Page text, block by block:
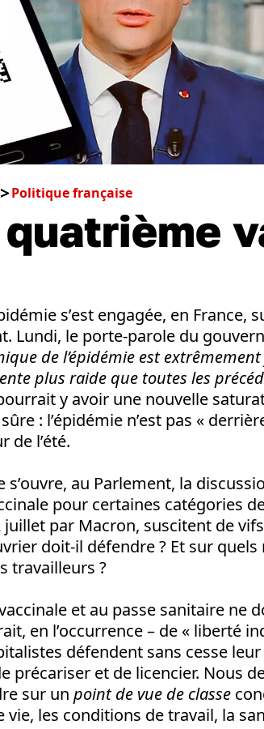
Politique française
s’est engagée, en France,
Lundi, le porte-parole du
de l’épidémie est
plus raide que toutes les
y avoir une nouvelle
: l’épidémie n’est pas «
de l’été.
s’ouvre, au Parlement, la
pour certaines catégories
par Macron, suscitent de
doit-il défendre ? Et sur quels
travailleurs ?
et au passe sanitaire ne
en l’occurrence – de « liberté
défendent sans cesse
précariser et de licencier. Nous
sur un point de vue de classe
les conditions de travail, la